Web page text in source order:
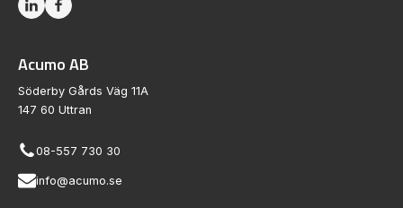
Acumo AB
Söderby Gårds Väg 11A
147 60 Uttran
08-557 730 30
info@acumo.se